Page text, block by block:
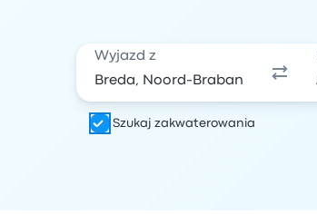
Wyjazd z
Szukaj zakwaterowania